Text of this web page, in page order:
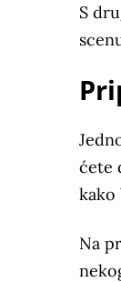
S
ćete
kako
Na